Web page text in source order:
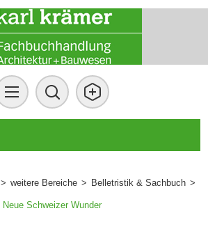
> weitere Bereiche > Belletristik & Sachbuch >
Neue Schweizer Wunder